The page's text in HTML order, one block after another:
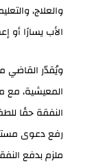
والعلاج،
الأب يسارًا أو
ويُقدّر القاضي
المعيشية، مع
النفقة حقًا
رفع دعوى
ملزم بدفع